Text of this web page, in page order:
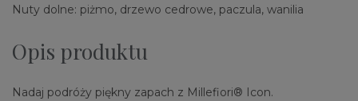
Nuty dolne: piżmo, drzewo cedrowe, paczula, wanilia
Opis produktu
Nadaj podróży piękny zapach z Millefiori® Icon.